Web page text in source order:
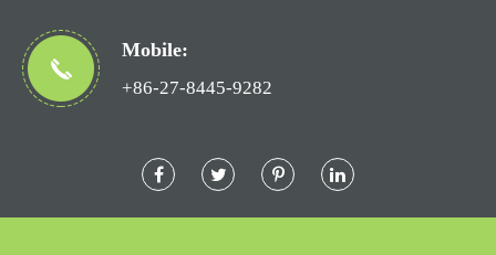
Mobile:
+86-27-8445-9282